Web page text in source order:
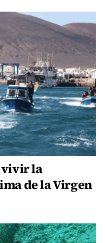
vivir la
de la Virgen